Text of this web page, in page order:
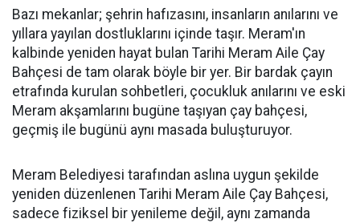
Bazı mekanlar; şehrin hafızasını, insanların anılarını ve
yıllara yayılan dostluklarını içinde taşır. Meram'ın
kalbinde yeniden hayat bulan Tarihi Meram Aile Çay
Bahçesi de tam olarak böyle bir yer. Bir bardak çayın
etrafında kurulan sohbetleri, çocukluk anılarını ve eski
Meram akşamlarını bugüne taşıyan çay bahçesi,
geçmiş ile bugünü aynı masada buluşturuyor.
Meram Belediyesi tarafından aslına uygun şekilde
yeniden düzenlenen Tarihi Meram Aile Çay Bahçesi,
sadece fiziksel bir yenileme değil, aynı zamanda